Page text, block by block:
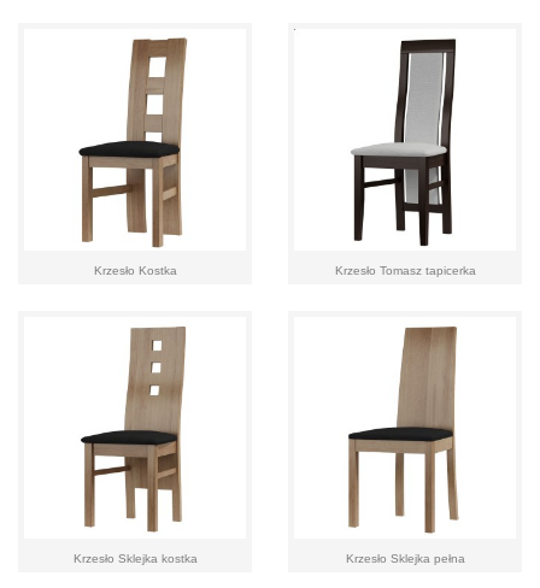
Krzesło Kostka Krzesło Tomasz tapicerka
Krzesło Sklejka kostka Krzesło Sklejka pełna